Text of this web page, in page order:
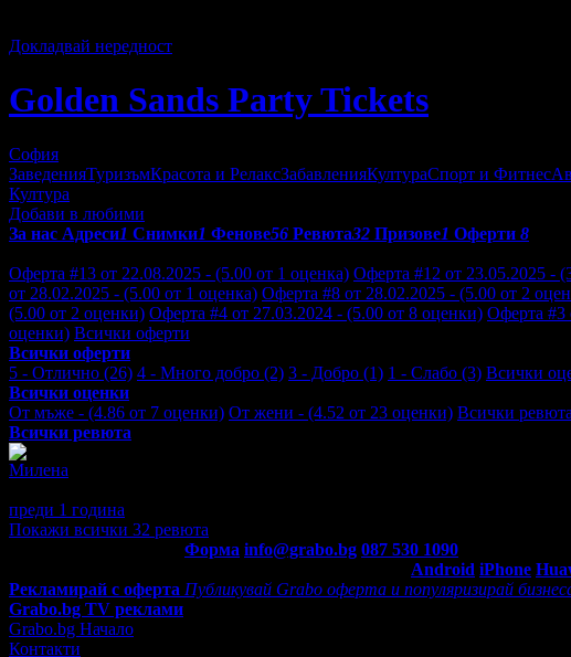
Докладвай нередност
Golden Sands Party Tickets
София
ЗаведенияТуризъмКрасота и РелаксЗабавленияКултураСпорт и Фитнес
Култура
Добави в любими
За нас Адреси1 Снимки1 Фенове56 Ревюта32 Призове1 Оферти 8
Оферта #13 от 22.08.2025 - (5.00 от 1 оценка) Оферта #12 от 23.05.2025 -
от 28.02.2025 - (5.00 от 1 оценка) Оферта #8 от 28.02.2025 - (5.00 от 2
(5.00 от 2 оценки) Оферта #4 от 27.03.2024 - (5.00 от 8 оценки) Оферта #3
оценки) Всички оферти
Всички оферти
5 - Отлично (26) 4 - Много добро (2) 3 - Добро (1) 1 - Слабо (3) Всички
Всички оценки
От мъже - (4.86 от 7 оценки) От жени - (4.52 от 23 оценки) Всички ревюта
Всички ревюта
Милена
преди 1 година
Покажи всички 32 ревюта
Форма info@grabo.bg 087 530 1090
Android iPhone
Рекламирай с оферта Публикувай Grabo оферта и популяризирай
Grabo.bg TV реклами
Grabo.bg Начало
Контакти